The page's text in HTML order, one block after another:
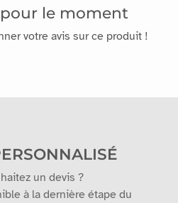
le moment
votre avis sur ce produit !
un devis ?
à la dernière étape du